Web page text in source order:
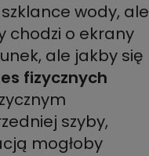
wody, ale
chodzi o ekrany
ale jakby się
fizycznych
szyby,
mogłoby